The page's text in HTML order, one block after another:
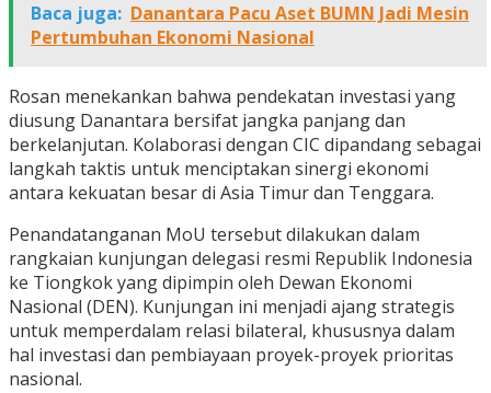
Baca juga: Danantara Pacu Aset BUMN Jadi Mesin
Pertumbuhan Ekonomi Nasional
Rosan menekankan bahwa pendekatan investasi yang
diusung Danantara bersifat jangka panjang dan
berkelanjutan. Kolaborasi dengan CIC dipandang sebagai
langkah taktis untuk menciptakan sinergi ekonomi
antara kekuatan besar di Asia Timur dan Tenggara.
Penandatanganan MoU tersebut dilakukan dalam
rangkaian kunjungan delegasi resmi Republik Indonesia
ke Tiongkok yang dipimpin oleh Dewan Ekonomi
Nasional (DEN). Kunjungan ini menjadi ajang strategis
untuk memperdalam relasi bilateral, khususnya dalam
hal investasi dan pembiayaan proyek-proyek prioritas
nasional.